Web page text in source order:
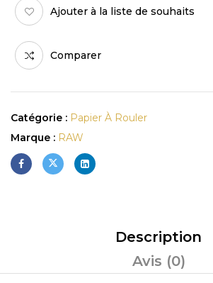
Ajouter à la liste de souhaits
Comparer
Catégorie : Papier À Rouler
Marque : RAW
Description
Avis (0)